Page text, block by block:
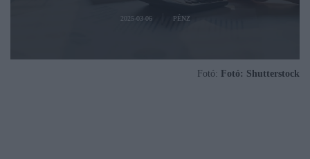
2025-03-06 PÉNZ
Fotó: Fotó: Shutterstock